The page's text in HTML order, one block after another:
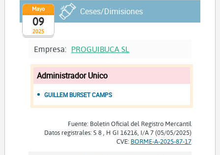
2025
Mayo
09
Ceses/Dimisiones
Empresa: PROGUIBUCA SL
Administrador Unico
GUILLEM BURSET CAMPS
Fuente: Boletín Oficial del Registro Mercantil
Datos registrales: S 8 , H GI 16216, I/A 7 (05/05/2025)
CVE: BORME-A-2025-87-17